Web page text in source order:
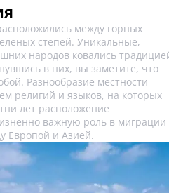
между горных
степей. Уникальные,
народов ковались
в них, вы заметите, что
Разнообразие местности
религий и языков, на которых
лет расположение
важную роль в миграции
Европой и Азией.